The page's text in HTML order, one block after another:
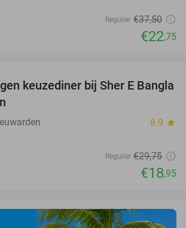
Regulier €37,50
€22,75
36%
keuzediner bij Sher E Bangla
8.9 star
Regulier €29,75
€18,95